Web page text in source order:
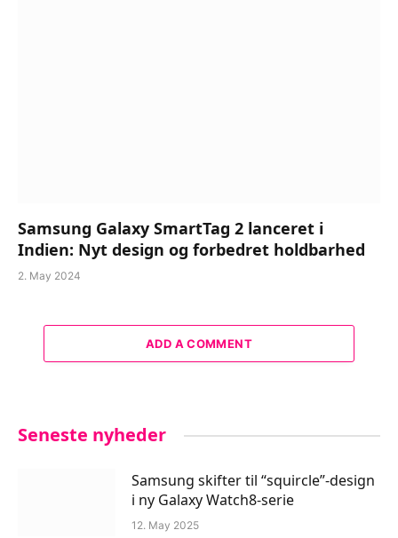
Samsung Galaxy SmartTag 2 lanceret i
Indien: Nyt design og forbedret holdbarhed
2. May 2024
ADD A COMMENT
Seneste nyheder
Samsung skifter til “squircle”-design
i ny Galaxy Watch8-serie
12. May 2025